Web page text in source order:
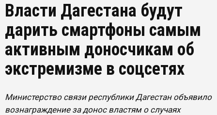
Власти Дагестана будут
дарить смартфоны самым
активным доносчикам об
экстремизме в соцсетях
Министерство связи республики Дагестан объявило
вознаграждение за донос властям о случаях